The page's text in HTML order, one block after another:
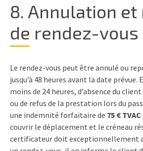
8. Annulation
de rendez-vous
Le rendez-vous peut être annulé ou
jusqu’à 48 heures avant la date prévue.
moins de 24 heures, d’absence du
ou de refus de la prestation lors du
une indemnité forfaitaire de 75 € TVAC
couvrir le déplacement et le créneau
certificateur doit exceptionnellement